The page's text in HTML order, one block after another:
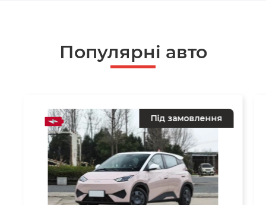
Популярнi авто
Під замовлення